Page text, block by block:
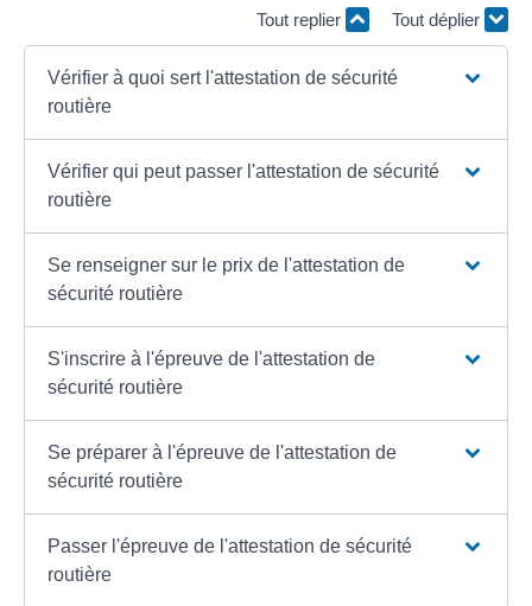
Tout replier Tout déplier
Vérifier à quoi sert l'attestation de sécurité
routière
Vérifier qui peut passer l'attestation de sécurité
routière
Se renseigner sur le prix de l'attestation de
sécurité routière
S'inscrire à l'épreuve de l'attestation de
sécurité routière
Se préparer à l'épreuve de l'attestation de
sécurité routière
Passer l'épreuve de l'attestation de sécurité
routière